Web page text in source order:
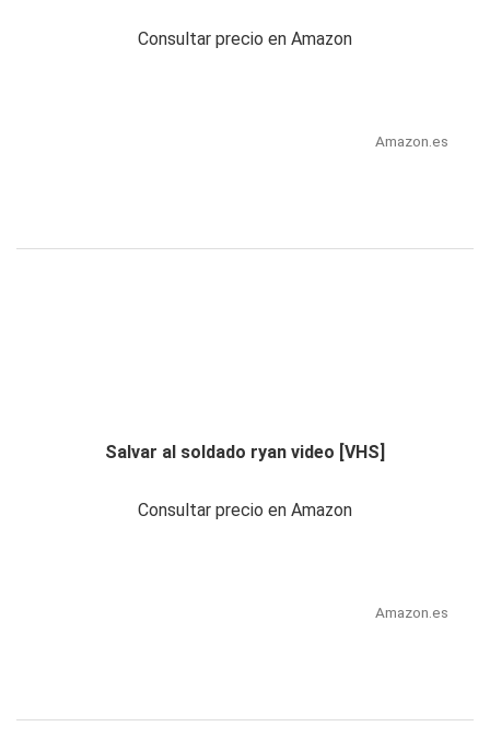
Consultar precio en Amazon
Amazon.es
Salvar al soldado ryan video [VHS]
Consultar precio en Amazon
Amazon.es